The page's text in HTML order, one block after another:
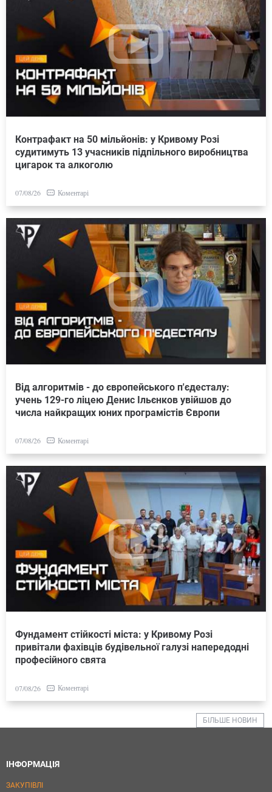
Контрафакт на 50 мільйонів: у Кривому Розі
судитимуть 13 учасників підпільного виробництва
цигарок та алкоголю
07/08/26 Коментарі
Від алгоритмів - до європейського п'єдесталу:
учень 129-го ліцею Денис Ільєнков увійшов до
числа найкращих юних програмістів Європи
07/08/26 Коментарі
Фундамент стійкості міста: у Кривому Розі
привітали фахівців будівельної галузі напередодні
професійного свята
07/08/26 Коментарі
БІЛЬШЕ НОВИН
ІНФОРМАЦІЯ
ЗАКУПІВЛІ